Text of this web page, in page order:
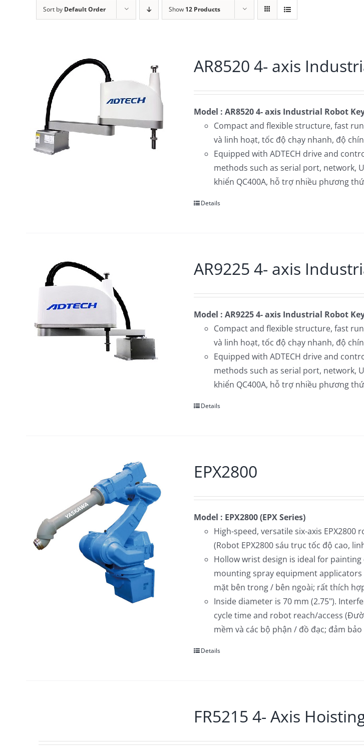
Sort by Default Order Show 12 Products
AR8520 4- axis
Model : AR8520 4- axis Industrial Robot
Compact and flexible structure, fast
và linh hoạt, tốc độ chạy nhanh, độ
Equipped with ADTECH drive and
methods such as serial port, network,
khiển QC400A, hỗ trợ nhiều phương
Details
AR9225 4- axis
Model : AR9225 4- axis Industrial Robot
Compact and flexible structure, fast
và linh hoạt, tốc độ chạy nhanh, độ
Equipped with ADTECH drive and
methods such as serial port, network,
khiển QC400A, hỗ trợ nhiều phương
Details
EPX2800
Model : EPX2800 (EPX Series)
High-speed, versatile six-axis
(Robot EPX2800 sáu trục tốc độ cao,
Hollow wrist design is ideal for
mounting spray equipment
mặt bên trong / bên ngoài; rất thích
Inside diameter is 70 mm (2.75").
cycle time and robot reach/access
mềm và các bộ phận / đồ đạc; đảm
Details
FR5215 4- Axis